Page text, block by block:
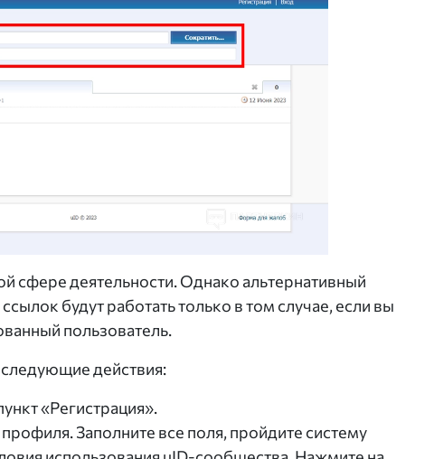
сфере деятельности. Однако альтернативный
будут работать только в том случае, если вы
пользователь.
действия:
«Регистрация».
Заполните все поля, пройдите систему